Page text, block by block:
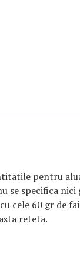
pentru
se specifica nici
cele 60 gr de
reteta.